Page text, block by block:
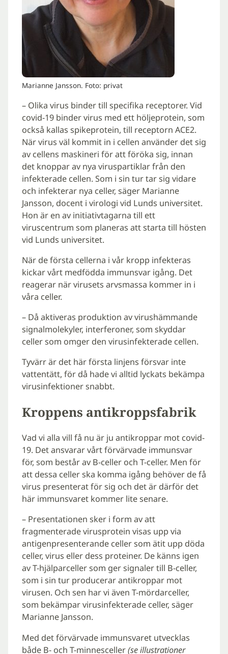
Marianne Jansson. Foto: privat
– Olika virus binder till specifika receptorer. Vid
covid-19 binder virus med ett höljeprotein, som
också kallas spikeprotein, till receptorn ACE2.
När virus väl kommit in i cellen använder det sig
av cellens maskineri för att föröka sig, innan
det knoppar av nya viruspartiklar från den
infekterade cellen. Som i sin tur tar sig vidare
och infekterar nya celler, säger Marianne
Jansson, docent i virologi vid Lunds universitet.
Hon är en av initiativtagarna till ett
viruscentrum som planeras att starta till hösten
vid Lunds universitet.
När de första cellerna i vår kropp infekteras
kickar vårt medfödda immunsvar igång. Det
reagerar när virusets arvsmassa kommer in i
våra celler.
– Då aktiveras produktion av virushämmande
signalmolekyler, interferoner, som skyddar
celler som omger den virusinfekterade cellen.
Tyvärr är det här första linjens försvar inte
vattentätt, för då hade vi alltid lyckats bekämpa
virusinfektioner snabbt.
Kroppens antikroppsfabrik
Vad vi alla vill få nu är ju antikroppar mot covid-
19. Det ansvarar vårt förvärvade immunsvar
för, som består av B-celler och T-celler. Men för
att dessa celler ska komma igång behöver de få
virus presenterat för sig och det är därför det
här immunsvaret kommer lite senare.
– Presentationen sker i form av att
fragmenterade virusprotein visas upp via
antigenpresenterande celler som ätit upp döda
celler, virus eller dess proteiner. De känns igen
av T-hjälparceller som ger signaler till B-celler,
som i sin tur producerar antikroppar mot
virusen. Och sen har vi även T-mördarceller,
som bekämpar virusinfekterade celler, säger
Marianne Jansson.
Med det förvärvade immunsvaret utvecklas
både B- och T-minnesceller(se illustrationer